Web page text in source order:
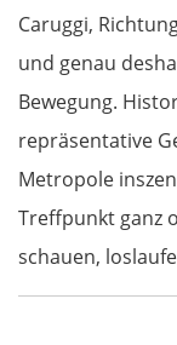
Caruggi,
und genau
Bewegung.
repräsentative
Metropole
Treffpunkt ganz
schauen,